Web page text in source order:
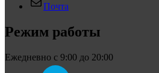
Почта
Режим работы
Ежедневно с 9:00 до 20:00